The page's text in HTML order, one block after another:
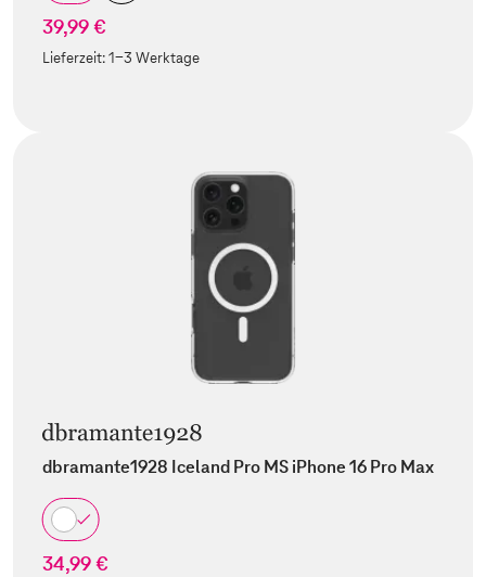
39,99 €
Lieferzeit:1-3 Werktage
dbramante1928 Iceland Pro MS iPhone 16 Pro Max
34,99 €